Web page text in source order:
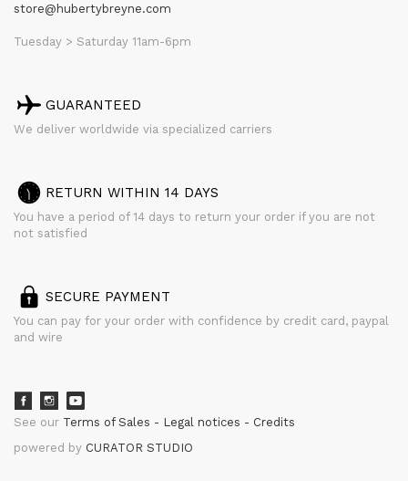
store@hubertybreyne.com
Tuesday > Saturday 11am-6pm
GUARANTEED
We deliver worldwide via specialized carriers
RETURN WITHIN 14 DAYS
You have a period of 14 days to return your order if you are not
not satisfied
SECURE PAYMENT
You can pay for your order with confidence by credit card, paypal
and wire
See our Terms of Sales Legal notices
Credits
powered by CURATOR STUDIO